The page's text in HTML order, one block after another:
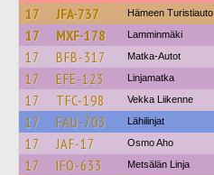
17 JFA-737 Hämeen Turistiauto
17 MXF-178 Lamminmäki
17 BFB-317 Matka-Autot
17 EFE-123 Linjamatka
17 TFC-198 Vekka Liikenne
17 FAU-703 Lähilinjat
17 JAF-17 Osmo Aho
17 IFO-633 Metsälän Linja